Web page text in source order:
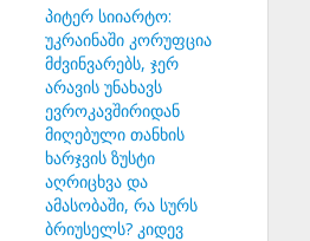
პიტერ სიიარტო:
უკრაინაში კორუფცია
მძვინვარებს, ჯერ
არავის უნახავს
ევროკავშირიდან
მიღებული თანხის
ხარჯვის ზუსტი
აღრიცხვა და
ამასობაში, რა სურს
ბრიუსელს? კიდევ